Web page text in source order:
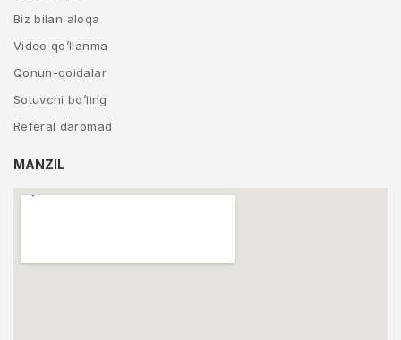
Biz bilan aloqa
Video qo’llanma
Qonun-qoidalar
Sotuvchi bo’ling
Referal daromad
MANZIL